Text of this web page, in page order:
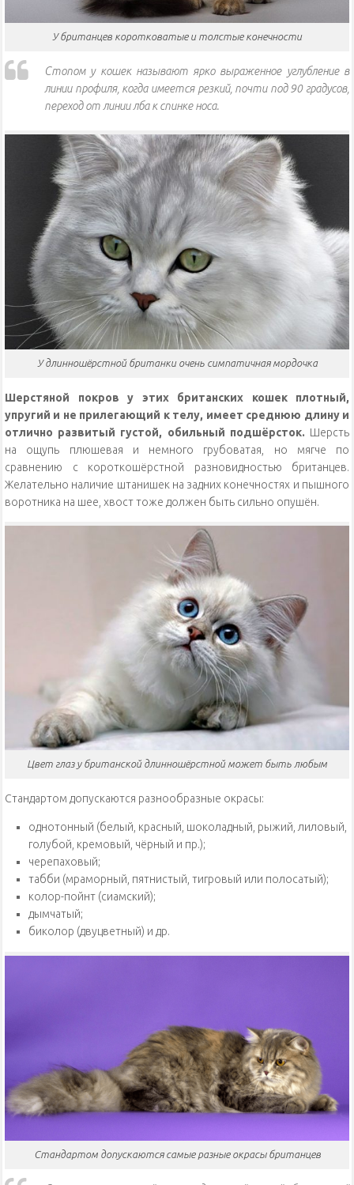
У британцев коротковатые и толстые конечности
Стопом у кошек называют ярко выраженное углубление в
линии профиля, когда имеется резкий, почти под 90 градусов,
переход от линии лба к спинке носа.
У длинношёрстной британки очень симпатичная мордочка
Шерстяной покров у этих британских кошек плотный,
упругий и не прилегающий к телу, имеет среднюю длину и
отлично развитый густой, обильный подшёрсток. Шерсть
на ощупь плюшевая и немного грубоватая, но мягче по
сравнению с короткошёрстной разновидностью британцев.
Желательно наличие штанишек на задних конечностях и пышного
воротника на шее, хвост тоже должен быть сильно опушён.
Цвет глаз у британской длинношёрстной может быть любым
Стандартом допускаются разнообразные окрасы:
однотонный (белый, красный, шоколадный, рыжий, лиловый,
голубой, кремовый, чёрный и пр.);
черепаховый;
табби (мраморный, пятнистый, тигровый или полосатый);
колор-пойнт (сиамский);
дымчатый;
биколор (двуцветный) и др.
Стандартом допускаются самые разные окрасы британцев